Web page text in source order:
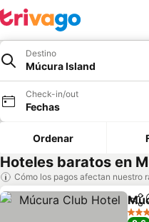
Destino
Múcura Island
Check-in/out
Fechas
Ordenar
Hoteles baratos en
Cómo los pagos afectan nuestro
3